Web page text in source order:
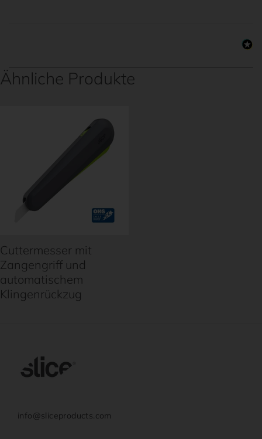
Ähnliche Produkte
Cuttermesser mit
Zangengriff und
automatischem
Klingenrückzug
info@sliceproducts.com